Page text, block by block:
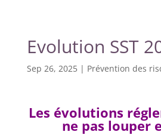
Evolution SST
Sep 26, 2025| Prévention des
Les évolutions
ne pas louper